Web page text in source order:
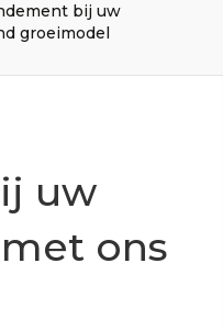
bij uw
groeimodel
uw
ons